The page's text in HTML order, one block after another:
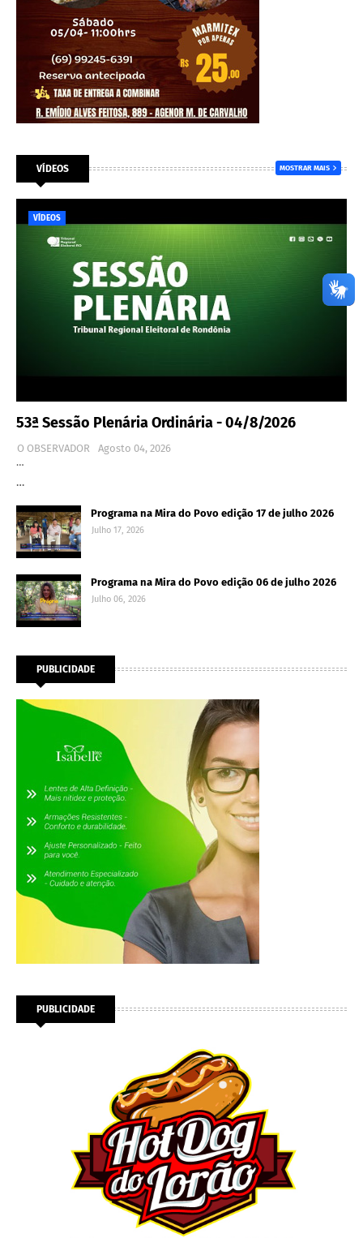
VÍDEOS MOSTRAR MAIS
VÍDEOS
53ª Sessão Plenária Ordinária - 04/8/2026
O OBSERVADOR
Agosto 04, 2026
…
…
Programa na Mira do Povo edição 17 de julho 2026
Julho 17, 2026
Programa na Mira do Povo edição 06 de julho 2026
Julho 06, 2026
PUBLICIDADE
PUBLICIDADE